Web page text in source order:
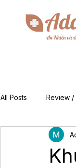
All Posts Review /
Mẹo & Kinh